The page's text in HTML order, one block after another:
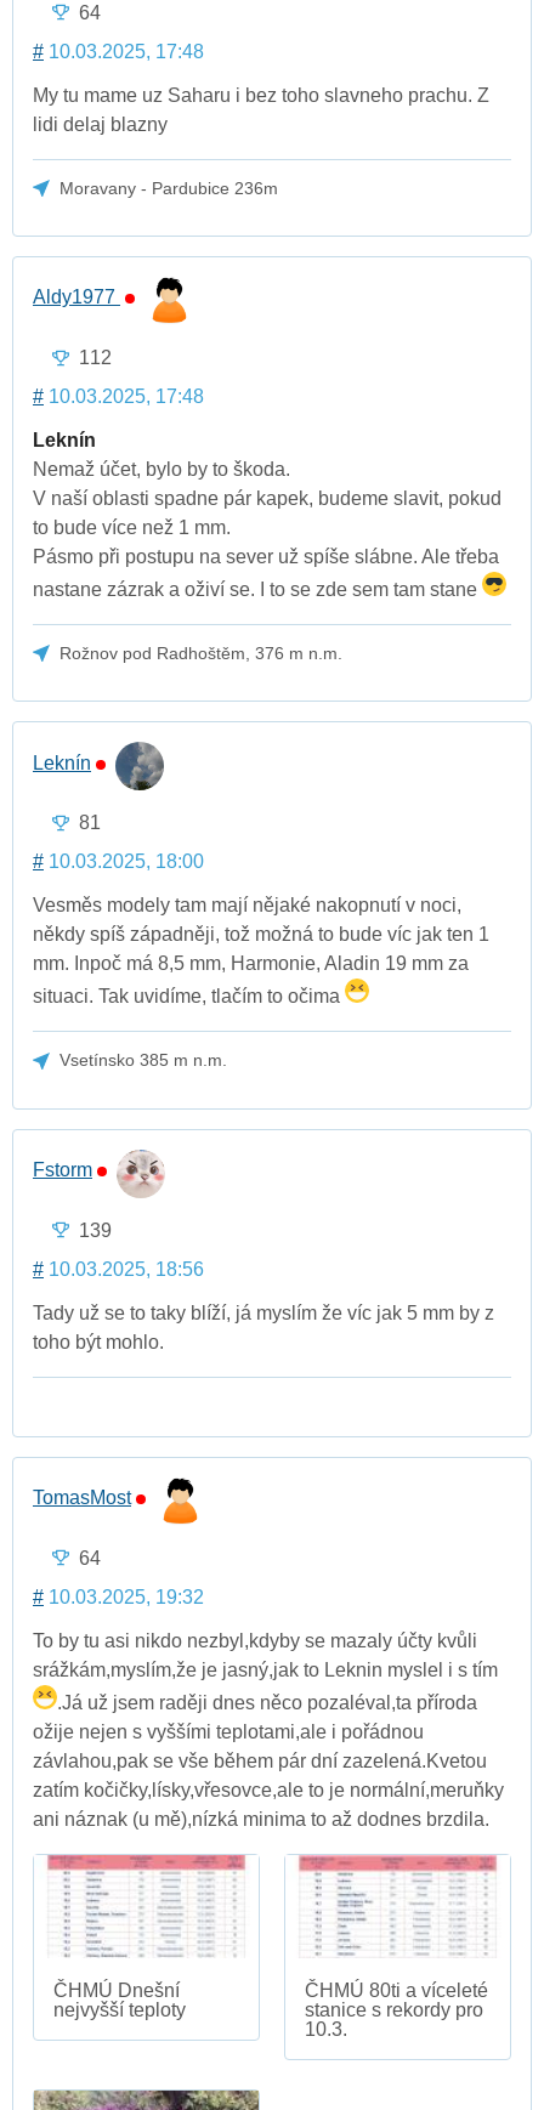
64
# 10.03.2025, 17:48
My tu mame uz Saharu i bez toho slavneho prachu. Z
lidi delaj blazny
Moravany - Pardubice 236m
Aldy1977
112
# 10.03.2025, 17:48
Leknín
Nemaž účet, bylo by to škoda.
V naší oblasti spadne pár kapek, budeme slavit, pokud
to bude více než 1 mm.
Pásmo při postupu na sever už spíše slábne. Ale třeba
nastane zázrak a oživí se. I to se zde sem tam stane
Rožnov pod Radhoštěm, 376 m n.m.
Leknín
81
# 10.03.2025, 18:00
Vesměs modely tam mají nějaké nakopnutí v noci,
někdy spíš západněji, tož možná to bude víc jak ten 1
mm. Inpoč má 8,5 mm, Harmonie, Aladin 19 mm za
situaci. Tak uvidíme, tlačím to očima
Vsetínsko 385 m n.m.
Fstorm
139
# 10.03.2025, 18:56
Tady už se to taky blíží, já myslím že víc jak 5 mm by z
toho být mohlo.
TomasMost
64
# 10.03.2025, 19:32
To by tu asi nikdo nezbyl,kdyby se mazaly účty kvůli
srážkám,myslím,že je jasný,jak to Leknin myslel i s tím
.Já už jsem raději dnes něco pozaléval,ta příroda
ožije nejen s vyššími teplotami,ale i pořádnou
závlahou,pak se vše během pár dní zazelená.Kvetou
zatím kočičky,lísky,vřesovce,ale to je normální,meruňky
ani náznak (u mě),nízká minima to až dodnes brzdila.
ČHMÚ Dnešní
nejvyšší teploty
ČHMÚ 80ti a víceleté
stanice s rekordy pro
10.3.